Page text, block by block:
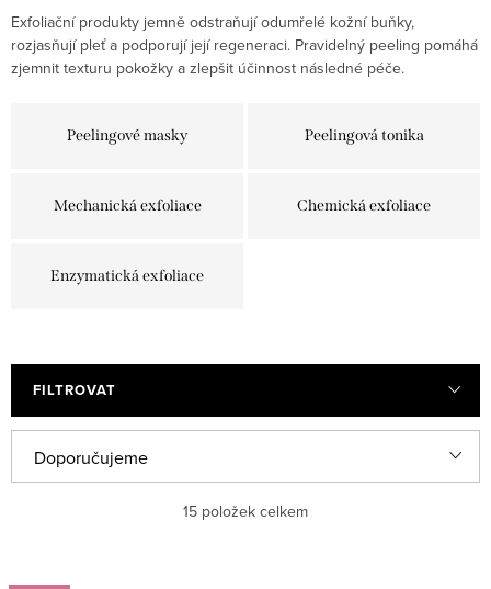
Exfoliační produkty jemně odstraňují odumřelé kožní buňky,
rozjasňují pleť a podporují její regeneraci. Pravidelný peeling pomáhá
zjemnit texturu pokožky a zlepšit účinnost následné péče.
Peelingové masky Peelingová tonika
Mechanická exfoliace Chemická exfoliace
Enzymatická exfoliace
FILTROVAT
ý
a
Doporučujeme
15 položek celkem